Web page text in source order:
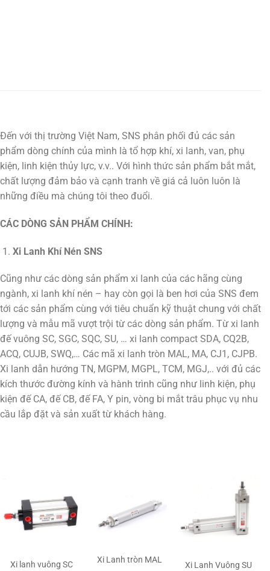
Đến với thị trường Việt Nam, SNS phân phối đủ các sản
phẩm dòng chính của mình là tổ hợp khí, xi lanh, van, phụ
kiện, linh kiện thủy lực, v.v.. Với hình thức sản phẩm bắt mắt,
chất lượng đảm bảo và cạnh tranh về giá cả luôn luôn là
những điều mà chúng tôi theo đuổi.
CÁC DÒNG SẢN PHẨM CHÍNH:
Xi Lanh Khí Nén SNS
Cũng như các dòng sản phẩm xi lanh của các hãng cùng
ngành, xi lanh khí nén – hay còn gọi là ben hơi của SNS đem
tới các sản phẩm cùng với tiêu chuẩn kỹ thuật chung với chất
lượng và mẫu mã vượt trội từ các dòng sản phẩm. Từ xi lanh
đế vuông SC, SGC, SQC, SU, … xi lanh compact SDA, CQ2B,
ACQ, CUJB, SWQ,… Các mã xi lanh tròn MAL, MA, CJ1, CJPB.
Xi lanh dẫn hướng TN, MGPM, MGPL, TCM, MGJ,.. với đủ các
kích thước đường kính và hành trình cũng như linh kiện, phụ
kiện đế CA, đế CB, đế FA, Y pin, vòng bi mắt trâu phục vụ nhu
cầu lắp đặt và sản xuất từ khách hàng.
Xi lanh vuông SC Xi Lanh tròn MAL
Xi Lanh Vuông SU